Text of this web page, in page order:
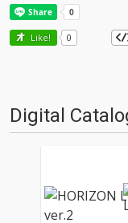
Like! 0
Digital